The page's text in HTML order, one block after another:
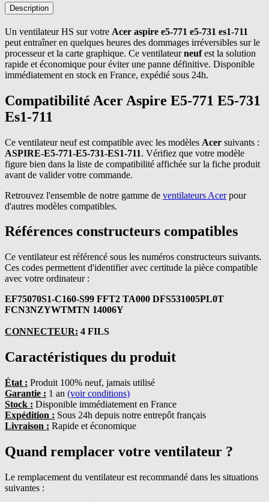
Description
Un ventilateur HS sur votre Acer aspire e5-771 e5-731 es1-711
peut entraîner en quelques heures des dommages irréversibles sur le
processeur et la carte graphique. Ce ventilateurneufest la solution
rapide et économique pour éviter une panne définitive. Disponible
immédiatement en stock en France, expédié sous 24h.
Compatibilité Acer Aspire E5-771 E5-731
Es1-711
Ce ventilateur neuf est compatible avec les modèles Acer suivants :
ASPIRE-E5-771-E5-731-ES1-711. Vérifiez que votre modèle
figure bien dans la liste de compatibilité affichée sur la fiche produit
avant de valider votre commande.
Retrouvez l'ensemble de notre gamme de ventilateurs Acerpour
d'autres modèles compatibles.
Références constructeurs compatibles
Ce ventilateur est référencé sous les numéros constructeurs suivants.
Ces codes permettent d'identifier avec certitude la pièce compatible
avec votre ordinateur :
EF75070S1-C160-S99 FFT2 TA000 DFS531005PL0T
FCN3NZYWTMTN 14006Y
CONNECTEUR: 4 FILS
Caractéristiques du produit
État : Produit 100% neuf, jamais utilisé
Garantie : 1 an (voir conditions)
Stock : Disponible immédiatement en France
Expédition : Sous 24h depuis notre entrepôt français
Livraison : Rapide et économique
Quand remplacer votre ventilateur ?
Le remplacement du ventilateur est recommandé dans les situations
suivantes :